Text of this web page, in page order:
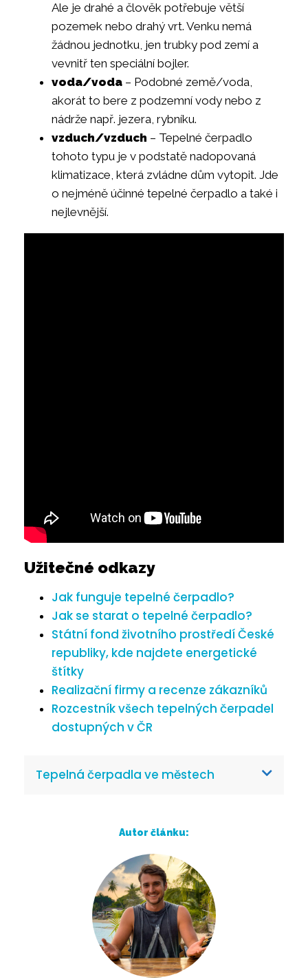
Ale je drahé a člověk potřebuje větší
pozemek nebo drahý vrt. Venku nemá
žádnou jednotku, jen trubky pod zemí a
vevnitř ten speciální bojler.
voda/voda – Podobné země/voda,
akorát to bere z podzemní vody nebo z
nádrže např. jezera, rybníku.
vzduch/vzduch – Tepelné čerpadlo
tohoto typu je v podstatě nadopovaná
klimatizace, která zvládne dům vytopit. Jde
o nejméně účinné tepelné čerpadlo a také i
nejlevnější.
Užitečné odkazy
Jak funguje tepelné čerpadlo?
Jak se starat o tepelné čerpadlo?
Státní fond životního prostředí České
republiky, kde najdete energetické
štítky
Realizační firmy a recenze zákazníků
Rozcestník všech tepelných čerpadel
dostupných v ČR
Tepelná čerpadla ve městech
Autor článku: